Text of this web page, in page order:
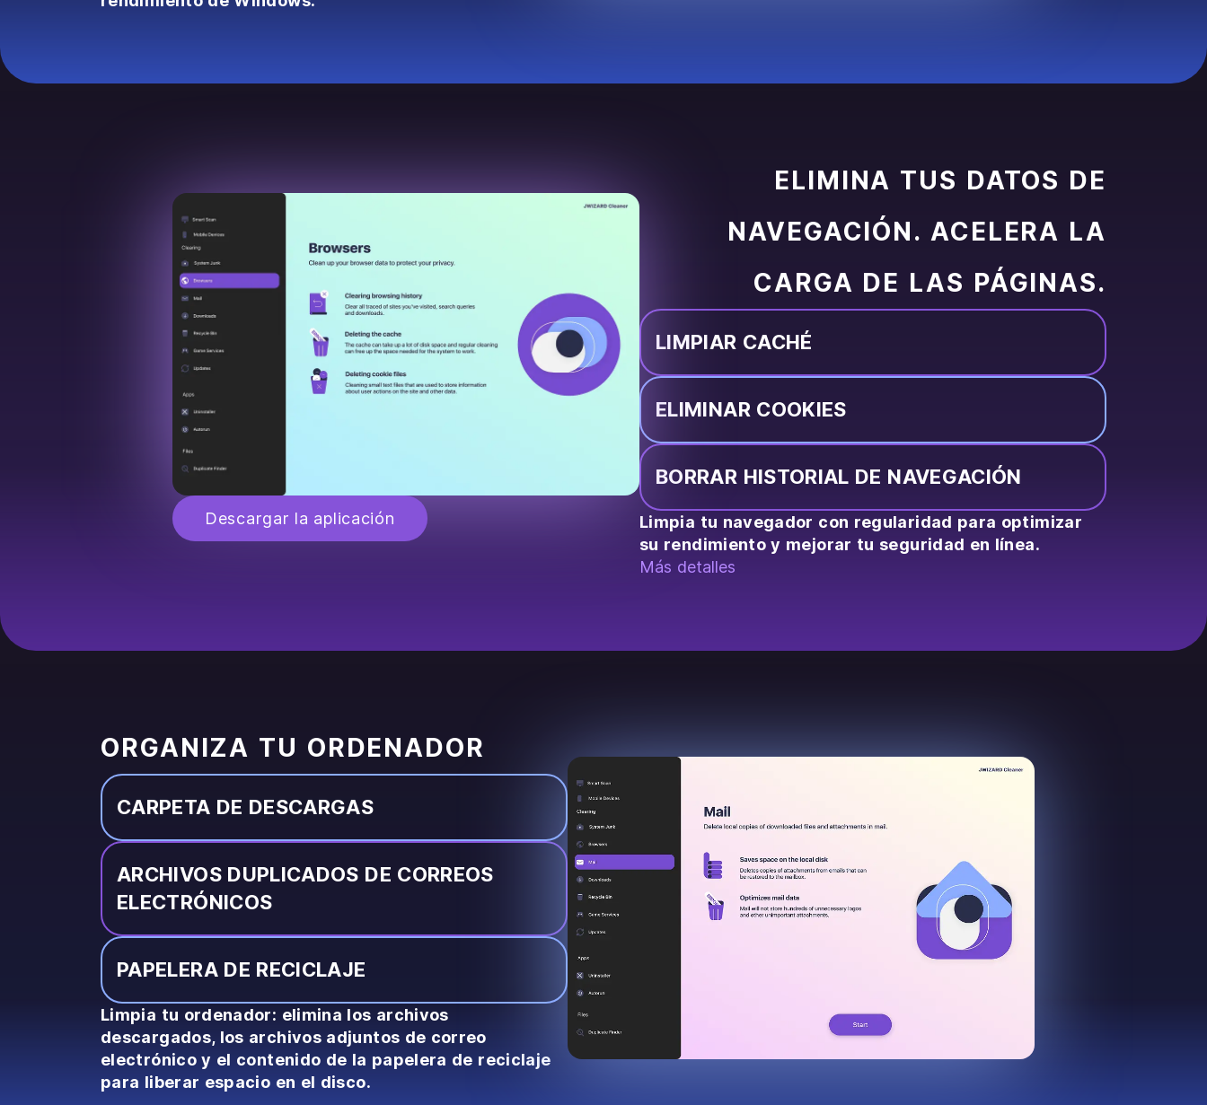
ELIMINA TUS DATOS DE
NAVEGACIÓN. ACELERA LA
CARGA DE LAS PÁGINAS.
LIMPIAR CACHÉ
ELIMINAR COOKIES
BORRAR HISTORIAL DE NAVEGACIÓN
Limpia tu navegador con regularidad para optimizar
su rendimiento y mejorar tu seguridad en línea.
Más detalles
Descargar la aplicación
ORGANIZA TU ORDENADOR
CARPETA DE DESCARGAS
ARCHIVOS DUPLICADOS DE CORREOS
ELECTRÓNICOS
PAPELERA DE RECICLAJE
Limpia tu ordenador: elimina los archivos
descargados, los archivos adjuntos de correo
electrónico y el contenido de la papelera de reciclaje
para liberar espacio en el disco.